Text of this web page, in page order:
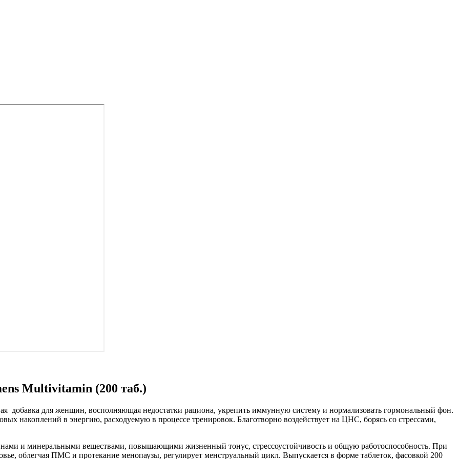
Multivitamin (200 таб.)
добавка для женщин, восполняющая недостатки рациона, укрепить иммунную систему и нормализовать гормональный фон.
накоплений в энергию, расходуемую в процессе тренировок. Благотворно воздействует на ЦНС, борясь со стрессами,
и минеральными веществами, повышающими жизненный тонус, стрессоустойчивость и общую работоспособность. При
облегчая ПМС и протекание менопаузы, регулирует менструальный цикл. Выпускается в форме таблеток, фасовкой 200